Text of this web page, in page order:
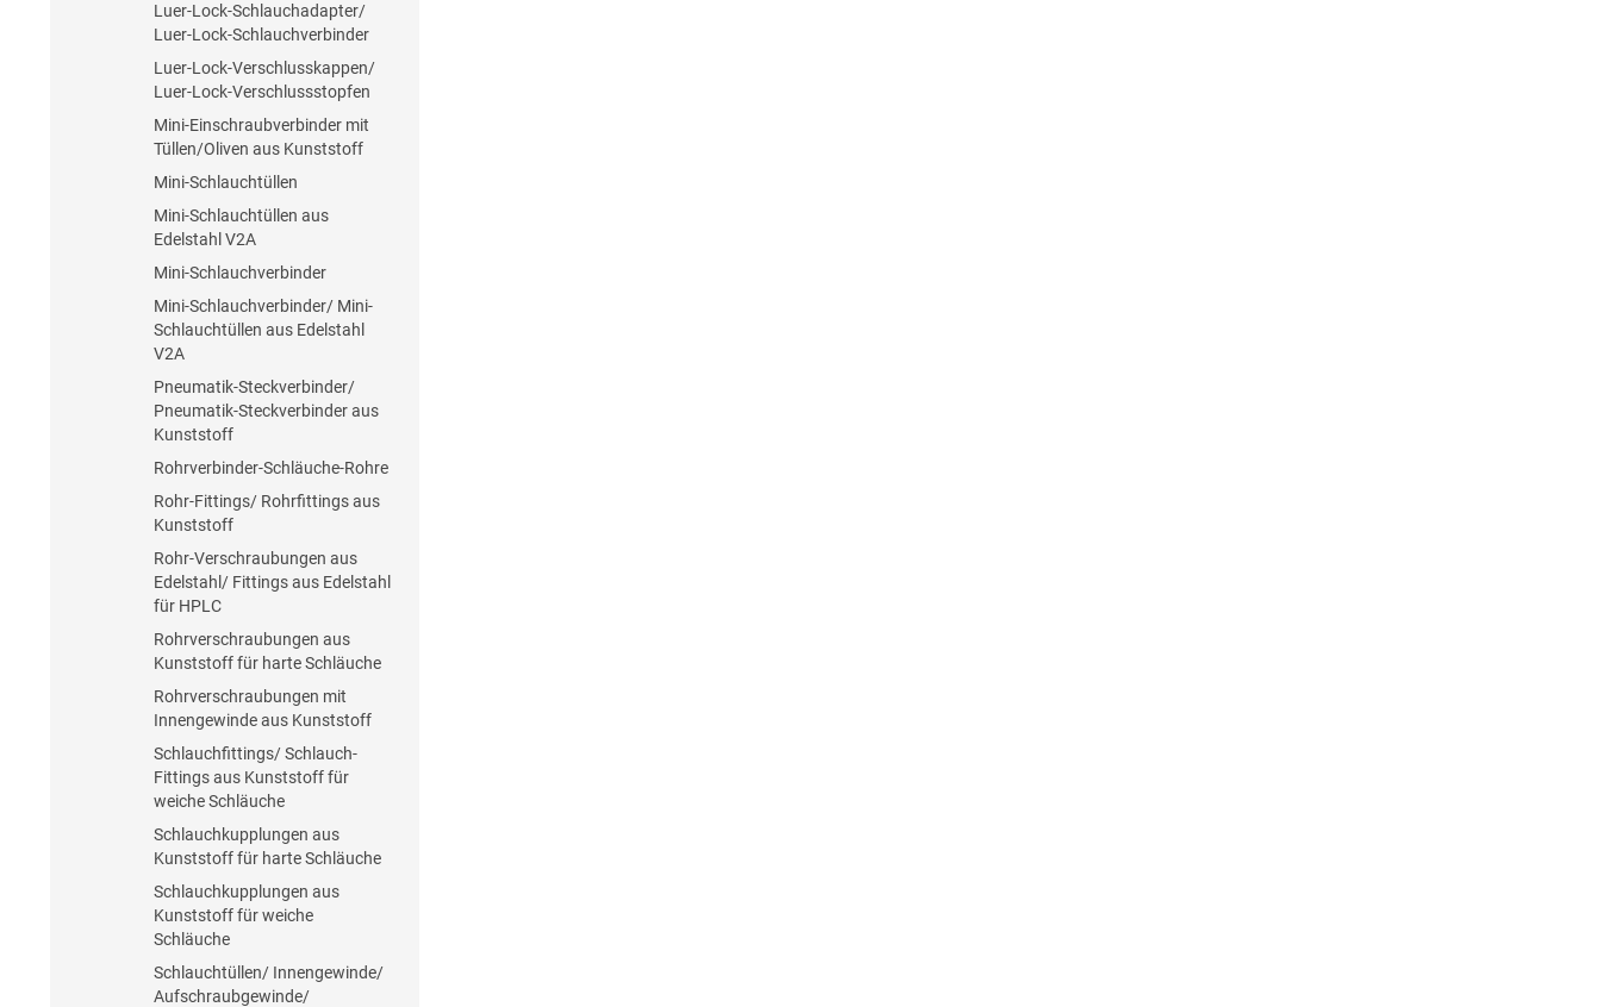
Luer-Lock-Schlauchadapter/
Luer-Lock-Schlauchverbinder
Luer-Lock-Verschlusskappen/
Luer-Lock-Verschlussstopfen
Mini-Einschraubverbinder mit
Tüllen/Oliven aus Kunststoff
Mini-Schlauchtüllen
Mini-Schlauchtüllen aus
Edelstahl V2A
Mini-Schlauchverbinder
Mini-Schlauchverbinder/ Mini-
Schlauchtüllen aus Edelstahl
V2A
Pneumatik-Steckverbinder/
Pneumatik-Steckverbinder aus
Kunststoff
Rohrverbinder-Schläuche-Rohre
Rohr-Fittings/ Rohrfittings aus
Kunststoff
Rohr-Verschraubungen aus
Edelstahl/ Fittings aus Edelstahl
für HPLC
Rohrverschraubungen aus
Kunststoff für harte Schläuche
Rohrverschraubungen mit
Innengewinde aus Kunststoff
Schlauchfittings/ Schlauch-
Fittings aus Kunststoff für
weiche Schläuche
Schlauchkupplungen aus
Kunststoff für harte Schläuche
Schlauchkupplungen aus
Kunststoff für weiche
Schläuche
Schlauchtüllen/ Innengewinde/
Aufschraubgewinde/